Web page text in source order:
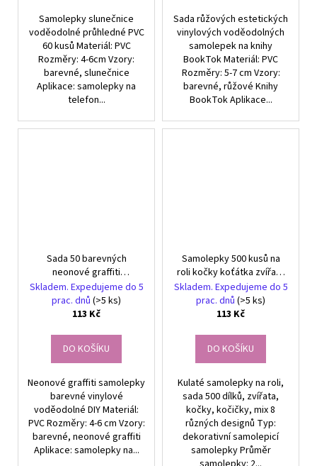
Samolepky slunečnice
voděodolné průhledné PVC
60 kusů Materiál: PVC
Rozměry: 4-6cm Vzory:
barevné, slunečnice
Aplikace: samolepky na
telefon...
Sada růžových estetických
vinylových voděodolných
samolepek na knihy
BookTok Materiál: PVC
Rozměry: 5-7 cm Vzory:
barevné, růžové Knihy
BookTok Aplikace...
Sada 50 barevných
neonové graffiti
samolepky pro děti, DIY
dekorace
Skladem. Expedujeme do 5
prac. dnů (>5 ks)
113 Kč
DO KOŠÍKU
Neonové graffiti samolepky
barevné vinylové
voděodolné DIY Materiál:
PVC Rozměry: 4-6 cm Vzory:
barevné, neonové graffiti
Aplikace: samolepky na...
Samolepky 500 kusů na
roli kočky koťátka zvířata
motivační dekorativní
Skladem. Expedujeme do 5
prac. dnů (>5 ks)
113 Kč
DO KOŠÍKU
Kulaté samolepky na roli,
sada 500 dílků, zvířata,
kočky, kočičky, mix 8
různých designů Typ:
dekorativní samolepicí
samolepky Průměr